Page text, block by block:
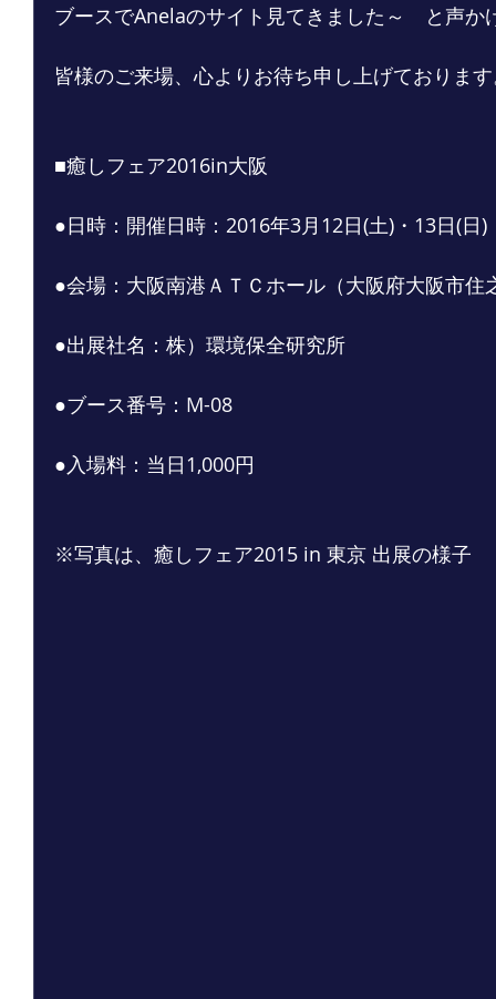
ブースでAnelaのサイト見てきました～　と声か
皆様のご来場、心よりお待ち申し上げておりま
■癒しフェア2016in大阪
●日時：開催日時：2016年3月12日(土)・13日(日
●会場：大阪南港ＡＴＣホール（大阪府大阪市住
●出展社名：株）環境保全研究所
●ブース番号：M-08
●入場料：当日1,000円
※写真は、癒しフェア2015 in 東京 出展の様子